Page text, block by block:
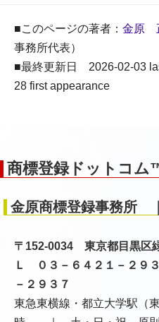
■このページの著者： 金原
事務所代表）
■最終更新日 2026-02-03
28 first appearance
商標登録ドットコム
金原商標登録事務所
〒152-0034 東京都目黒区
Ｌ ０３－６４２１－２９
－２９３７
東急東横線・都立大学駅